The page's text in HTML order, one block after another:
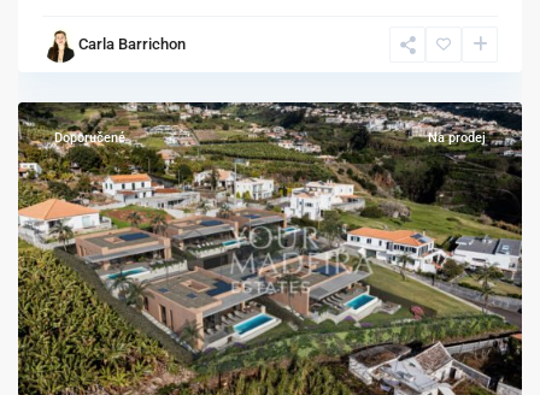
Carla Barrichon
Estreito
da
Doporučené Na prodej